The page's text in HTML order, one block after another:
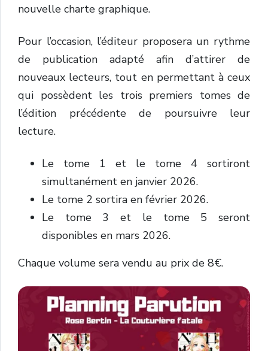
nouvelle charte graphique.
Pour l’occasion, l’éditeur proposera un rythme
de publication adapté afin d’attirer de
nouveaux lecteurs, tout en permettant à ceux
qui possèdent les trois premiers tomes de
l’édition précédente de poursuivre leur
lecture.
Le tome 1 et le tome 4 sortiront
simultanément en janvier 2026.
Le tome 2 sortira en février 2026.
Le tome 3 et le tome 5 seront
disponibles en mars 2026.
Chaque volume sera vendu au prix de 8€.